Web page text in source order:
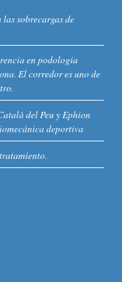
sobrecargas de
en podología
El corredor es uno de
del Peu y Ephion
deportiva